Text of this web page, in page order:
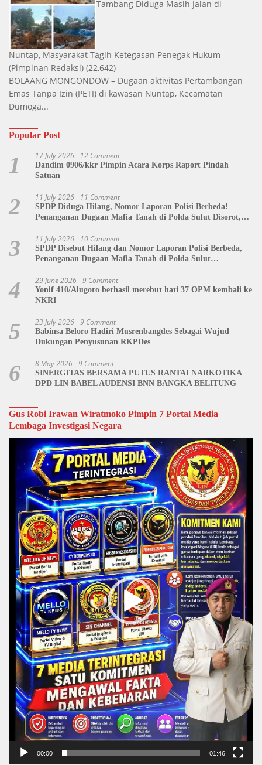
Tambang Diduga Masih Jalan di
Nuntap, Masyarakat Tagih Ketegasan Penegak Hukum
(Pimpinan Redaksi) (22,642)
BOLAANG MONGONDOW – Dugaan aktivitas Pertambangan
Emas Tanpa Izin (PETI) di kawasan Nuntap, Kecamatan
Dumoga...
Popular Post
1 17 July 2026 12 Comment
Dandim 0906/kkr Pimpin Acara Korps Raport Pindah
Satuan
2 11 July 2026 11 Comment
SPDP Diduga Hilang, Nomor Laporan Polisi Berbeda!
Penanganan Dugaan Mafia Tanah di Polda Sulut Disorot,
3 11 July 2026 10 Comment
SPDP Disebut Hilang dan Nomor Laporan Polisi Berbeda,
Penanganan Dugaan Mafia Tanah di Polda Sulut
4 29 June 2026 9 Comment
Yonif 410/Alugoro berhasil merebut hati 37 OPM kembali ke
NKRI
5 23 July 2026 9 Comment
Babinsa Beloro Hadiri Musrenbangdes Sebagai Wujud
Dukungan Penyusunan RKPDes
6 8 May 2026 9 Comment
SINERGITAS BERSAMA PUTUS RANTAI NARKOTIKA
DPD LIN BABEL AUDENSI BNN BANGKA BELITUNG
Gus Robi Irawan Wiratmoko Pimpin 7 Portal Media
Lembaga Investigasi Negara
Video
Player
00:00 01:46